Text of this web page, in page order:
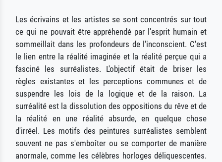
Les écrivains et les artistes se sont concentrés sur tout
ce qui ne pouvait être appréhendé par l'esprit humain et
sommeillait dans les profondeurs de l'inconscient. C'est
le lien entre la réalité imaginée et la réalité perçue qui a
fasciné les surréalistes. L'objectif était de briser les
règles existantes et les perceptions communes et de
suspendre les lois de la logique et de la raison. La
surréalité est la dissolution des oppositions du rêve et de
la réalité en une réalité absurde, en quelque chose
d'irréel. Les motifs des peintures surréalistes semblent
souvent ne pas s'emboîter ou se comporter de manière
anormale, comme les célèbres horloges déliquescentes.